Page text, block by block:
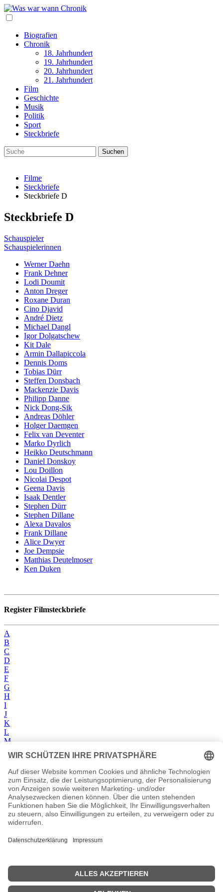
Biografien
Chronik
18. Jahrhundert
19. Jahrhundert
20. Jahrhundert
21. Jahrhundert
Film
Geschichte
Musik
Politik
Sport
Steckbriefe
Filme
Steckbriefe
Steckbriefe D
Steckbriefe D
Schauspieler
Schauspielerinnen
Werner Daehn
Frank Dehner
Lodi Doumit
Anton Dreger
Roxane Duran
Cino Djavid
André Dietz
Michael Dangl
Igor Dolgatschew
Kit Dale
Armin Dallapiccola
Dennis Doms
Tobias Dürr
Steffen Donsbach
Mackenzie Davis
Philipp Danne
Nick Dong-Sik
Andreas Döhler
Holger Daemgen
Felix van Deventer
Marko Dyrlich
Heikko Deutschmann
Daniel Donskoy
Lou Doillon
Nicolai Despot
Geena Davis
Isaak Dentler
Stephen Dürr
Stephen Dillane
Alexa Davalos
Frank Dillane
Alice Dwyer
Joe Dempsie
Matthias Deutelmoser
Ken Duken
Register Filmsteckbriefe
A
B
C
D
E
F
G
H
I
J
K
L
M
O
Q
R
T
U
V
X